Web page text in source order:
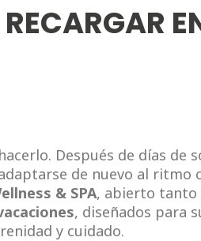
Después de días de
de nuevo al ritmo
& SPA, abierto tanto
, diseñados para
y cuidado.